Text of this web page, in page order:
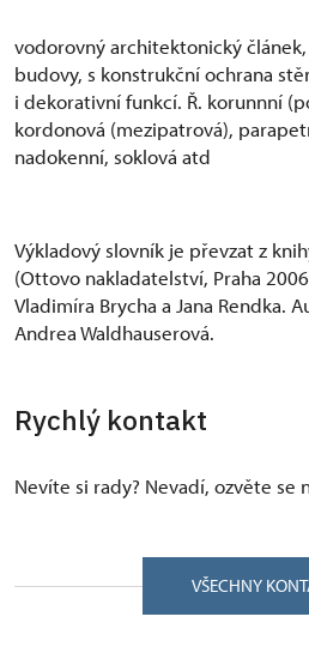
vodorovný architektonický
budovy, s konstrukční ochrana
i dekorativní funkcí. Ř. korunnní
kordonová (mezipatrová),
nadokenní, soklová atd
Výkladový slovník je převzat z
(Ottovo nakladatelství, Praha
Vladimíra Brycha a Jana Rendka.
Andrea Waldhauserová.
Rychlý kontakt
Nevíte si rady? Nevadí, ozvěte se
VŠECHNY